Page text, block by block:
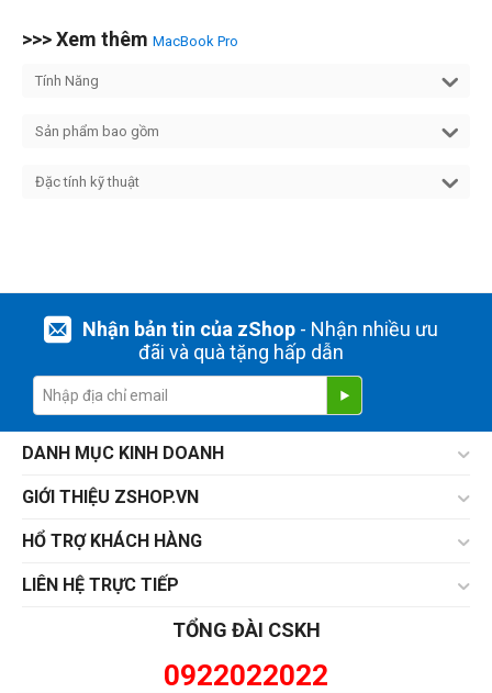
>>> Xem thêm MacBook Pro
Tính Năng
Sản phẩm bao gồm
Đặc tính kỹ thuật
Nhận bản tin của zShop- Nhận nhiều ưu
đãi và quà tặng hấp dẫn
DANH MỤC KINH DOANH
GIỚI THIỆU ZSHOP.VN
HỔ TRỢ KHÁCH HÀNG
LIÊN HỆ TRỰC TIẾP
TỔNG ĐÀI CSKH
0922022022